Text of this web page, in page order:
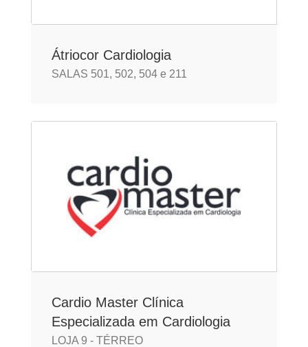
Átriocor Cardiologia
SALAS 501, 502, 504 e 211
Cardio Master Clínica
Especializada em Cardiologia
LOJA 9 - TÉRREO